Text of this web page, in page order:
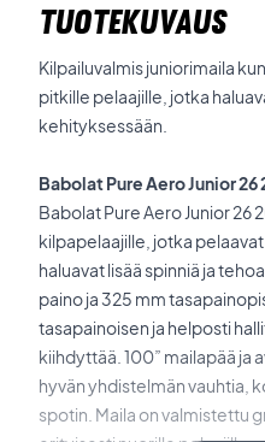
TUOTEKUVAUS
Kilpailuvalmis juniorimaila
pitkille pelaajille, jotka
kehityksessään.
Babolat Pure Aero Junior 26
Babolat Pure Aero Junior 26
kilpapelaajille, jotka
haluavat lisää spinniä ja
paino ja 325 mm
tasapainoisen ja helposti
kiihdyttää. 100” mailapää ja
hyvän yhdistelmän vauhtia,
spotin. Maila on valmistettu